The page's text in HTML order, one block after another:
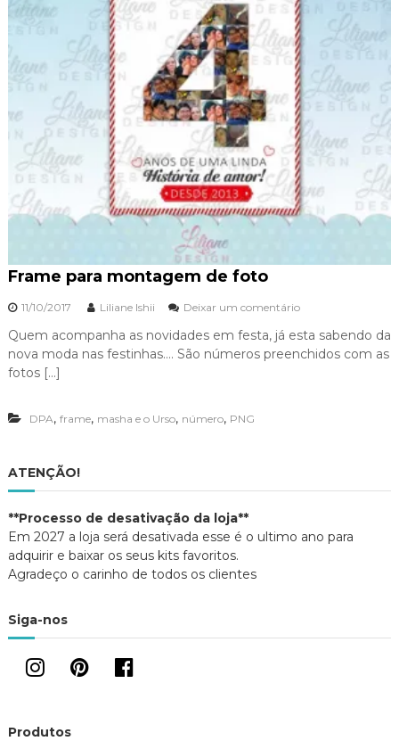
Frame para montagem de foto
11/10/2017 Liliane Ishii Deixar um comentárioe
F
r
t
Quem acompanha as novidades em festa, já esta sabendo da
nova moda nas festinhas…. São números preenchidos com as
fotos […]
DPA, frame, masha e o Urso, número, PNG
ATENÇÃO!
**Processo de desativação da loja**
Em 2027 a loja será desativada esse é o ultimo ano para
adquirir e baixar os seus kits favoritos.
Agradeço o carinho de todos os clientes
Siga-nos
Produtos